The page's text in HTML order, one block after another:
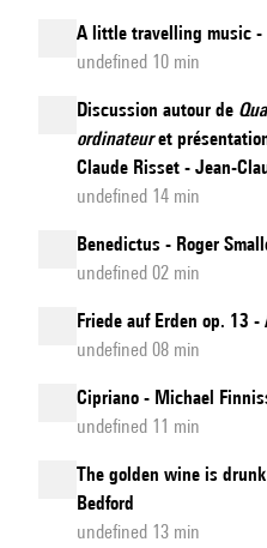
A little travelling music -
undefined 10 min
Discussion autour de
ordinateuret
Claude Risset - Jean-
undefined 14 min
Benedictus - Roger
undefined 02 min
Friede auf Erden op. 13
undefined 08 min
Cipriano - Michael
undefined 11 min
The golden wine is
Bedford
undefined 13 min